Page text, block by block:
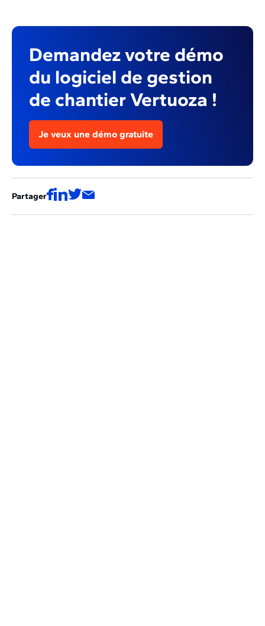
Demandez votre démo
du logiciel de gestion
de chantier Vertuoza !
Je veux une démo gratuite
Partager